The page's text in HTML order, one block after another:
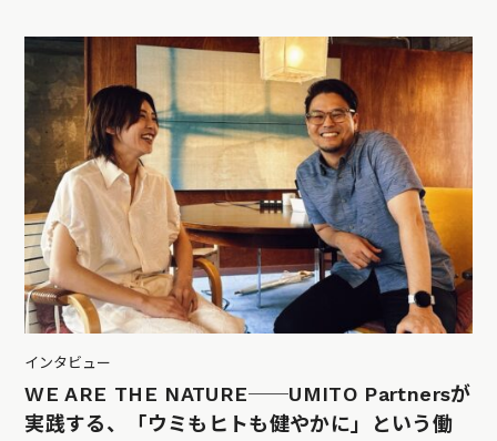
インタビュー
WE ARE THE NATURE──UMITO Partnersが
実践する、「ウミもヒトも健やかに」という働